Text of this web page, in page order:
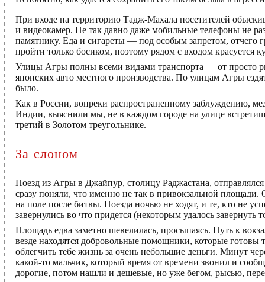
При входе на территорию Тадж-Махала посетителей
и видеокамер. Не так давно даже мобильные телефоны не
памятнику. Еда и сигареты — под особым запретом,
пройти только босиком, поэтому рядом с входом красуется
Улицы Агры полны всеми видами транспорта — от просто
японских авто местного производства. По улицам Агры
было.
Как в России, вопреки распространенному заблуждению,
Индии, выяснили мы, не в каждом городе на улице
третий в Золотом треугольнике.
За слоном
Поезд из Агры в Джайпур, столицу Раджастана,
сразу поняли, что именно не так в привокзальной
на поле после битвы. Поезда ночью не ходят, и те, кто не
завернулись во что придется (некоторым удалось завернуть
Площадь едва заметно шевелилась, просыпаясь. Путь к
везде находятся добровольные помощники, которые готовы
облегчить тебе жизнь за очень небольшие деньги. Минут
какой-то мальчик, который время от времени звонил и
дорогие, потом нашли и дешевые, но уже бегом, рысью,